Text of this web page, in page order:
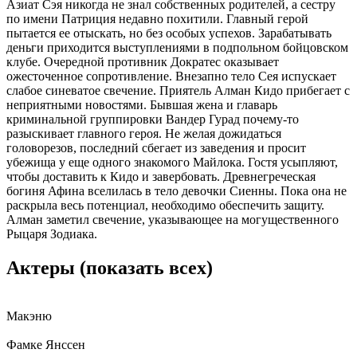
Азиат Сэя никогда не знал собственных родителей, а сестру
по имени Патриция недавно похитили. Главный герой
пытается ее отыскать, но без особых успехов. Зарабатывать
деньги приходится выступлениями в подпольном бойцовском
клубе. Очередной противник Дократес оказывает
ожесточенное сопротивление. Внезапно тело Сея испускает
слабое синеватое свечение. Приятель Алман Кидо прибегает с
неприятными новостями. Бывшая жена и главарь
криминальной группировки Вандер Гурад почему-то
разыскивает главного героя. Не желая дожидаться
головорезов, последний сбегает из заведения и просит
убежища у еще одного знакомого Майлока. Гостя усыпляют,
чтобы доставить к Кидо и завербовать. Древнегреческая
богиня Афина вселилась в тело девочки Сиенны. Пока она не
раскрыла весь потенциал, необходимо обеспечить защиту.
Алман заметил свечение, указывающее на могущественного
Рыцаря Зодиака.
Актеры (показать всех)
Макэню
Фамке Янссен